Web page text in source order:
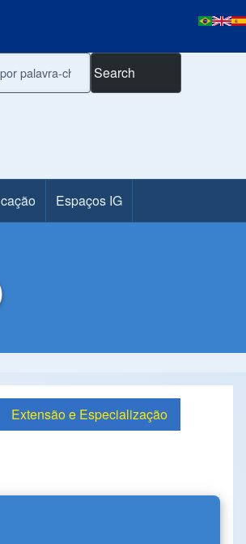
Espaços IG
Extensão e Especialização